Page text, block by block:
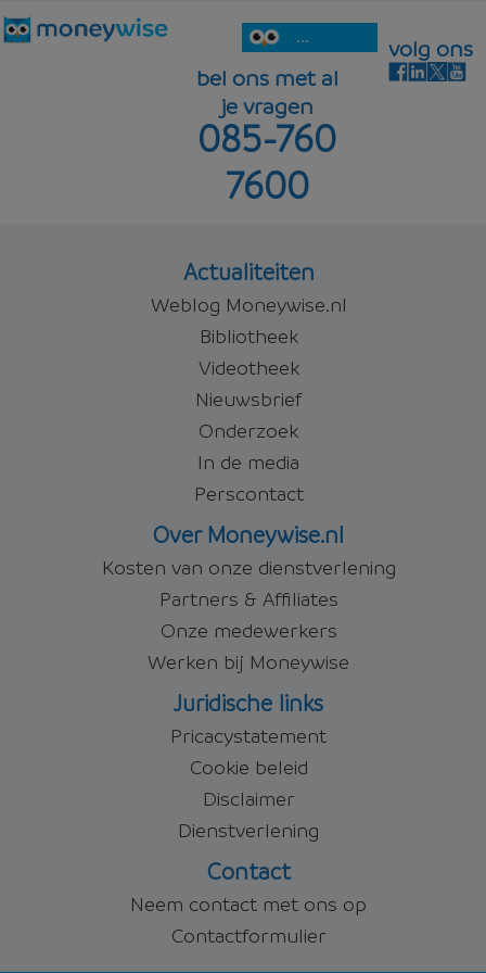
...
bel ons met al
je vragen
085-760
7600
volg ons
Actualiteiten
Weblog Moneywise.nl
Bibliotheek
Videotheek
Nieuwsbrief
Onderzoek
In de media
Perscontact
Over Moneywise.nl
Kosten van onze dienstverlening
Partners & Affiliates
Onze medewerkers
Werken bij Moneywise
Juridische links
Pricacystatement
Cookie beleid
Disclaimer
Dienstverlening
Contact
Neem contact met ons op
Contactformulier